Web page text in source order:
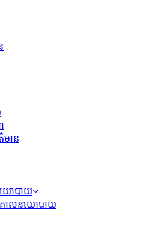
មាន
យោបាយ
គោលនយោបាយ